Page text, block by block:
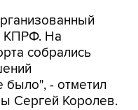
КПРФ. На
собрались
было", - отметил
Сергей Королев.